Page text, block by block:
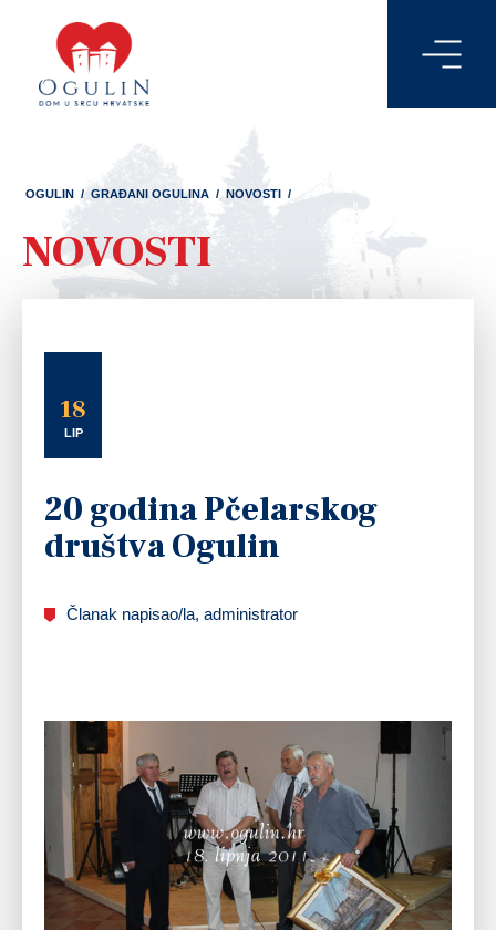
OGULIN / GRAĐANI OGULINA / NOVOSTI /
NOVOSTI
18
LIP
20 godina Pčelarskog
društva Ogulin
Članak napisao/la, administrator